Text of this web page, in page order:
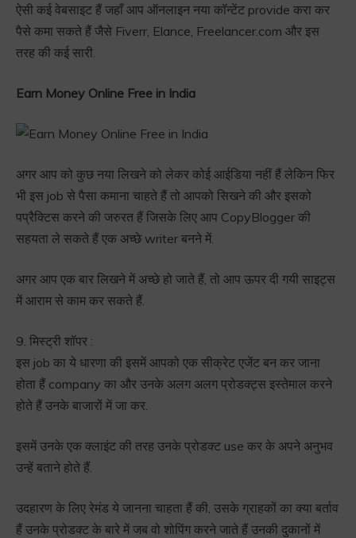
ऐसी कई वेबसाइट हैं जहाँ आप ऑनलाइन नया कॉन्टेंट provide करा कर
पैसे कमा सकते हैं जैसे Fiverr, Elance, Freelancer.com और इस
तरह की कई सारी.
Earn Money Online Free in India
अगर आप को कुछ नया लिखने को लेकर कोई आईडिया नहीं हैं लेकिन फिर
भी इस job से पैसा कमाना चाहते हैं तो आपको सिखने की और इसको
पप्रैक्टिस करने की जरुरत हैं जिसके लिए आप CopyBlogger की
सहयता ले सकते हैं एक अच्छे writer बनने में.
अगर आप एक बार लिखने में अच्छे हो जाते हैं, तो आप ऊपर दी गयी साइट्स
में आराम से काम कर सकते हैं.
9. मिस्ट्री शॉपर :
इस job का ये धारणा की इसमें आपको एक सीक्रेट एजेंट बन कर जाना
होता हैं company का और उनके अलग अलग प्रोडक्ट्स इस्तेमाल करने
होते हैं उनके बाजारों में जा कर.
इसमें उनके एक क्लाइंट की तरह उनके प्रोडक्ट use कर के अपने अनुभव
उन्हें बताने होते हैं.
उदहारण के लिए रेमंड ये जानना चाहता हैं की, उसके ग्राहकों का क्या बर्ताव
हैं उनके प्रोडक्ट के बारे में जब वो शोपिंग करने जाते हैं उनकी दुकानों में